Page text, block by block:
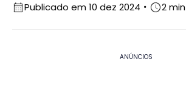
Publicado em 10 dez 2024 2 min
ANÚNCIOS